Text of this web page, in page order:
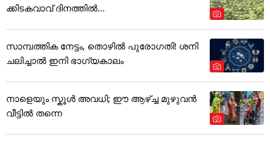
ക്കിടകവാവ് ദിനത്തിൽ...
സാമ്പത്തിക നേട്ടം, തൊഴിൽ പുരോഗതി! ശനി
ചലിച്ചാൽ ഇനി ഭാഗ്യകാലം
നാളെയും സ്കൂൾ അവധി; ഈ ആഴ്ച്ച മുഴുവൻ
വീട്ടിൽ തന്നെ